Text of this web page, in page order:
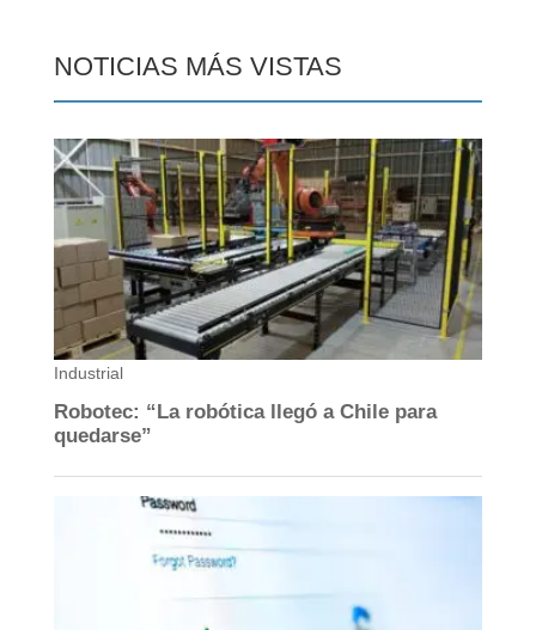
NOTICIAS MÁS VISTAS